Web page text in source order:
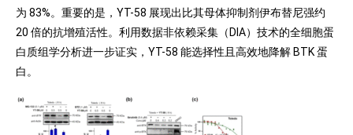
为 83%。重要的是，YT-58 展现出比其母体抑制剂伊布替尼强约
20 倍的抗增殖活性。利用数据非依赖采集（DIA）技术的全细胞蛋
白质组学分析进一步证实，YT-58 能选择性且高效地降解 BTK 蛋
白。